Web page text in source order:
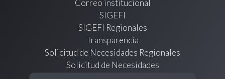
Correo institucional
SIGEFI
SIGEFI Regionales
Transparencia
Solicitud de Necesidades Regionales
Solicitud de Necesidades